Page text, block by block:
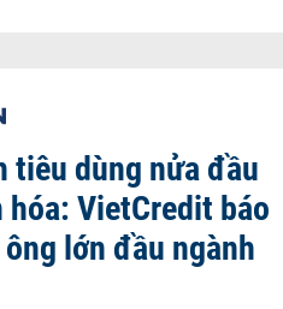
tiêu dùng nửa đầu
VietCredit báo
lớn đầu ngành